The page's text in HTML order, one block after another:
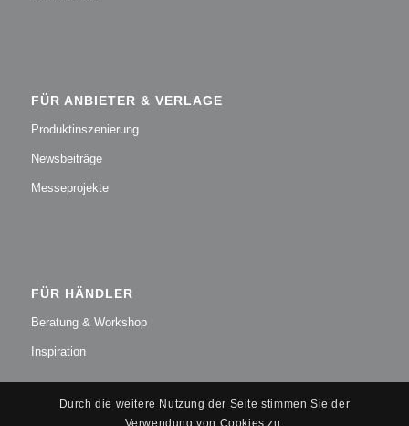
FÜR ANBIETER & VERLAGE
Produktinszenierung
Newsbeiträge
Messeprojekte
FÜR HÄNDLER
Beratung & Workshop
Inspiration
Durch die weitere Nutzung der Seite stimmen Sie der